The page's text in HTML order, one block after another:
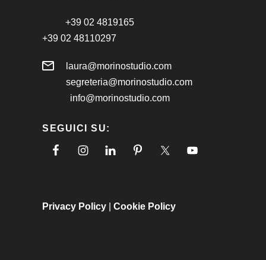
+39 02 4819165
+39 02 48110297
laura@morinostudio.com
segreteria@morinostudio.com
info@morinostudio.com
SEGUICI SU:
Privacy Policy Cookie Policy